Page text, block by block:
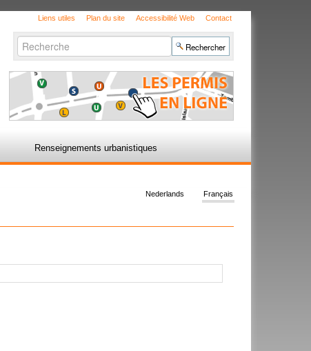
Liens utiles Plan du site Accessibilité Web Contact
Chercher par
avancée…
Renseignements urbanistiques
Français
Nederlands